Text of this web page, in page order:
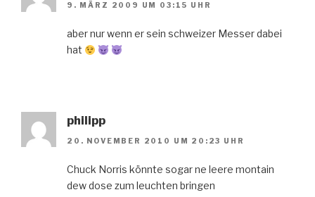
9. MÄRZ 2009 UM 03:15 UHR
aber nur wenn er sein schweizer Messer dabei
hat
philipp
20. NOVEMBER 2010 UM 20:23 UHR
Chuck Norris könnte sogar ne leere montain
dew dose zum leuchten bringen